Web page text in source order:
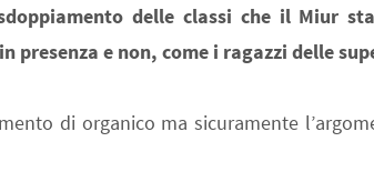
delle classi che il Miur
e non, come i ragazzi delle
di organico ma sicuramente